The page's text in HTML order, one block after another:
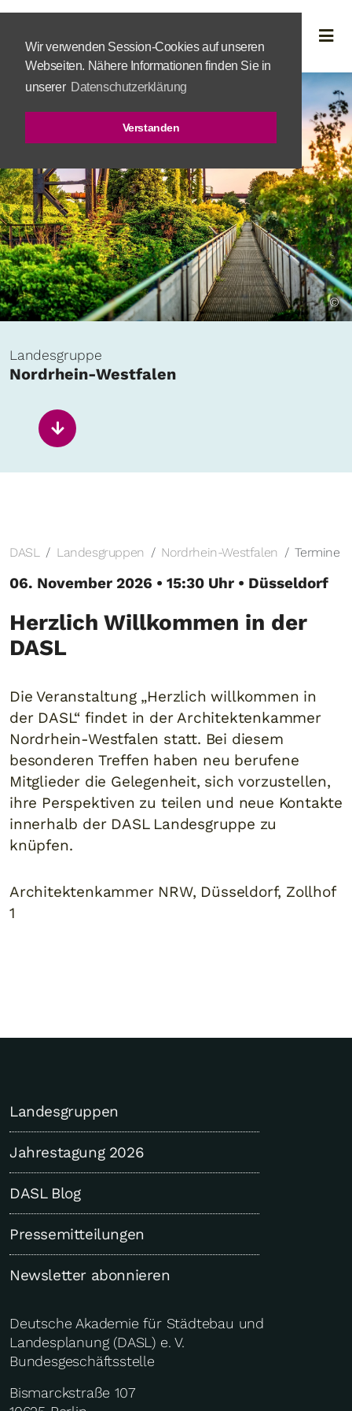
Wir verwenden Session-Cookies auf unseren
Webseiten. Nähere Informationen finden Sie in
unserer Datenschutzerklärung
Verstanden
©
Landesgruppe
Nordrhein-Westfalen
DASL Landesgruppen Nordrhein-Westfalen Termine
06. November 2026 • 15:30 Uhr • Düsseldorf
Herzlich Willkommen in der
DASL
Die Veranstaltung „Herzlich willkommen in
der DASL“ findet in der Architektenkammer
Nordrhein-Westfalen statt. Bei diesem
besonderen Treffen haben neu berufene
Mitglieder die Gelegenheit, sich vorzustellen,
ihre Perspektiven zu teilen und neue Kontakte
innerhalb der DASL Landesgruppe zu
knüpfen.
Architektenkammer NRW, Düsseldorf, Zollhof
1
Landesgruppen
Jahrestagung 2026
DASL Blog
Pressemitteilungen
Newsletter abonnieren
Deutsche Akademie für Städtebau und
Landesplanung (DASL) e. V.
Bundesgeschäftsstelle
Bismarckstraße 107